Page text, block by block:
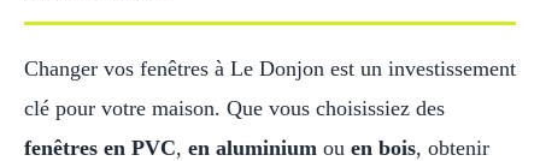
Changer vos fenêtres à Le Donjon est un investissement
clé pour votre maison. Que vous choisissiez des
fenêtres en PVC, en aluminium ou en bois, obtenir